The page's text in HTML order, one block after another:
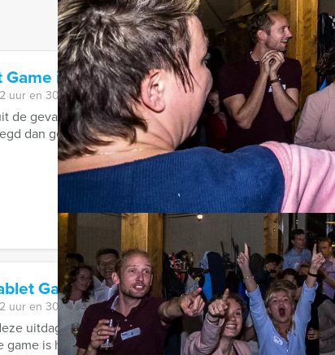
in Alkmaar
uur en 30 minuten
de gevangenis en nu.. direct een grote slag slaan in
dan gedaan, want de ...
Game Zutphen
uur en 30 minuten
uitdagende game, die Europa razendsnel verovert.
game is hypermodern, waarbij ...